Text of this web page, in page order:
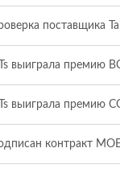
поставщика
выиграла премию
выиграла премию
контракт